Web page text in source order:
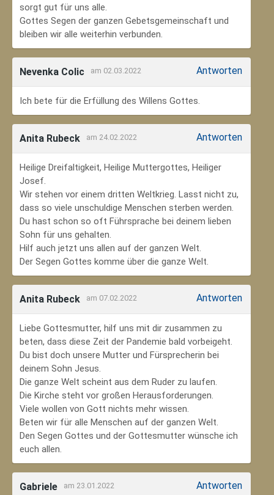
sorgt gut für uns alle.
Gottes Segen der ganzen Gebetsgemeinschaft und
bleiben wir alle weiterhin verbunden.
Nevenka Colic am 02.03.2022 Antworten
Ich bete für die Erfüllung des Willens Gottes.
Anita Rubeck am 24.02.2022 Antworten
Heilige Dreifaltigkeit, Heilige Muttergottes, Heiliger
Josef.
Wir stehen vor einem dritten Weltkrieg. Lasst nicht zu,
dass so viele unschuldige Menschen sterben werden.
Du hast schon so oft Führsprache bei deinem lieben
Sohn für uns gehalten.
Hilf auch jetzt uns allen auf der ganzen Welt.
Der Segen Gottes komme über die ganze Welt.
Anita Rubeck am 07.02.2022 Antworten
Liebe Gottesmutter, hilf uns mit dir zusammen zu
beten, dass diese Zeit der Pandemie bald vorbeigeht.
Du bist doch unsere Mutter und Fürsprecherin bei
deinem Sohn Jesus.
Die ganze Welt scheint aus dem Ruder zu laufen.
Die Kirche steht vor großen Herausforderungen.
Viele wollen von Gott nichts mehr wissen.
Beten wir für alle Menschen auf der ganzen Welt.
Den Segen Gottes und der Gottesmutter wünsche ich
euch allen.
Gabriele am 23.01.2022 Antworten